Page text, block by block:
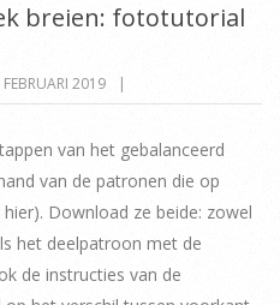
breien: fototutorial
2019
van het gebalanceerd
van de patronen die op
Download ze beide: zowel
het deelpatroon met de
de instructies van de